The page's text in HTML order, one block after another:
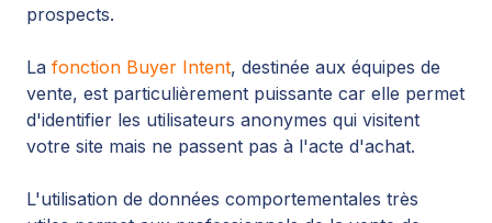
prospects.
La fonction Buyer Intent, destinée aux équipes de
vente, est particulièrement puissante car elle permet
d'identifier les utilisateurs anonymes qui visitent
votre site mais ne passent pas à l'acte d'achat.
L'utilisation de données comportementales très